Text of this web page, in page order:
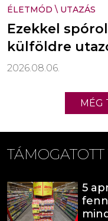
ÉLETMÓD \ UTAZÁS
Ezekkel
külföldre
2026.08.06.
MÉG
5